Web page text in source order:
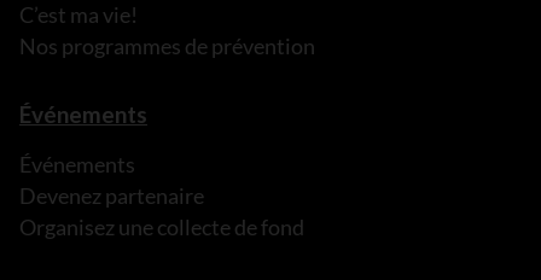
C’est ma vie!
Nos programmes de prévention
Événements
Événements
Devenez partenaire
Organisez une collecte de fond